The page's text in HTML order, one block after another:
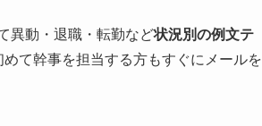
異動・退職・転勤など状況別の例文テ
て幹事を担当する方もすぐにメールを